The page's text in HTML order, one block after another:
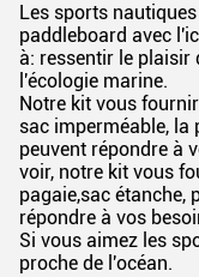
Les sports
paddleboard avec
à: ressentir le plaisir
l'écologie marine.
Notre kit vous
sac imperméable, la
peuvent répondre à
voir, notre kit vous
pagaie,sac étanche,
répondre à vos
Si vous aimez les
proche de l'océan.